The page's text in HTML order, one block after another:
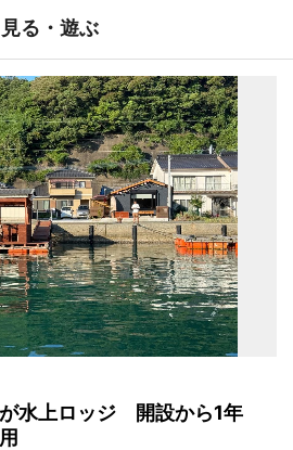
見る・遊ぶ
水上ロッジ 開設から1年